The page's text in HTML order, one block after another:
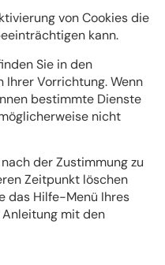
von Cookies die
kann.
Sie in den
Vorrichtung. Wenn
bestimmte Dienste
nicht
der Zustimmung zu
Zeitpunkt löschen
das Hilfe-Menü Ihres
Anleitung mit den